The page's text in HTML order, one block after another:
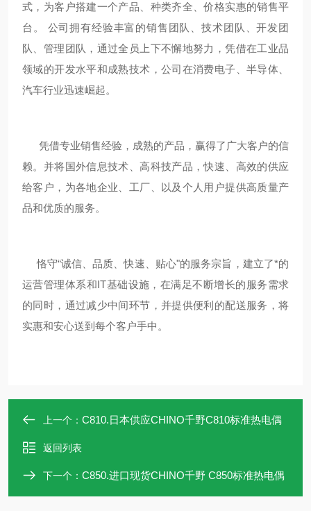
式，为客户搭建一个产品、种类齐全、价格实惠的销售平
台。 公司拥有经验丰富的销售团队、技术团队、开发团
队、管理团队，通过全员上下不懈地努力，凭借在工业品
领域的开发水平和成熟技术，公司在消费电子、半导体、
汽车行业迅速崛起。
凭借专业销售经验，成熟的产品，赢得了广大客户的信
赖。并将国外信息技术、高科技产品，快速、高效的供应
给客户，为各地企业、工厂、以及个人用户提供高质量产
品和优质的服务。
恪守“诚信、品质、快速、贴心"的服务宗旨，建立了*的
运营管理体系和IT基础设施，在满足不断增长的服务需求
的同时，通过减少中间环节，并提供便利的配送服务，将
实惠和安心送到每个客户手中。
上一个： C810.日本供应CHINO千野C810标准热电偶
返回列表
下一个： C850.进口现货CHINO千野 C850标准热电偶